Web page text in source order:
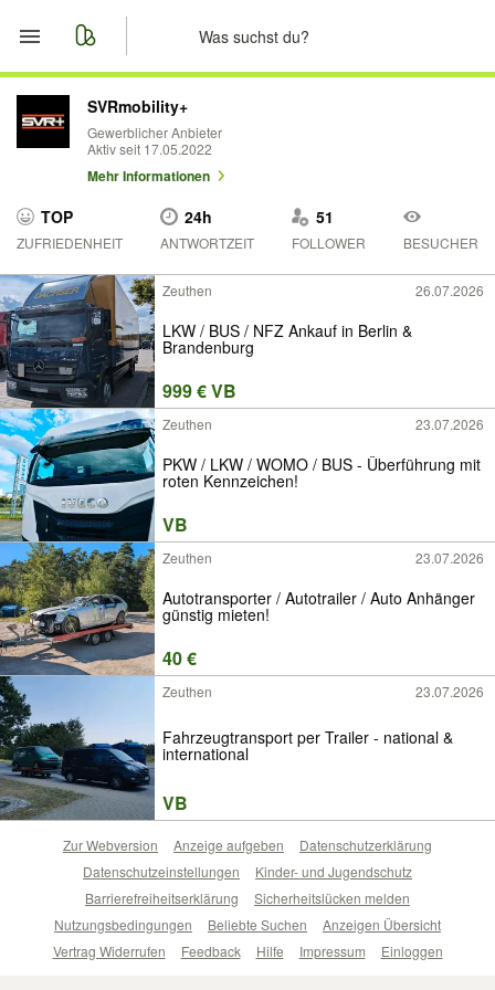
Start
Merkliste
Nachrichten
SVRmobility+
Gewerblicher Anbieter
Aktiv seit 17.05.2022
Mehr Informationen
TOP
ZUFRIEDENHEIT
24h
ANTWORTZEIT
51
FOLLOWER BESUCHER
Zeuthen 26.07.2026
LKW / BUS / NFZ Ankauf in Berlin &
Brandenburg
999 € VB
Zeuthen 23.07.2026
PKW / LKW / WOMO / BUS - Überführung mit
roten Kennzeichen!
VB
Zeuthen 23.07.2026
Autotransporter / Autotrailer / Auto Anhänger
günstig mieten!
40 €
Zeuthen 23.07.2026
Fahrzeugtransport per Trailer - national &
international
VB
Zur Webversion Anzeige aufgeben
Datenschutzerklärung
Datenschutzeinstellungen
Kinder- und Jugendschutz
Barrierefreiheitserklärung
Sicherheitslücken melden
Nutzungsbedingungen
Beliebte Suchen
Anzeigen Übersicht
Vertrag Widerrufen
Feedback Hilfe Impressum Einloggen